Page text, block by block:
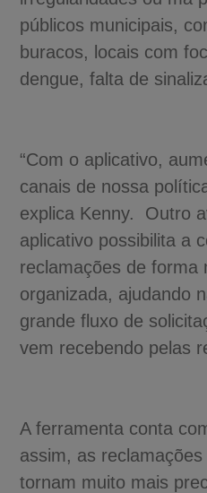
públicos municipais,
buracos, locais com
dengue, falta de
“Com o aplicativo,
canais de nossa
explica Kenny. Outro
aplicativo possibilita a
reclamações de forma
organizada, ajudando
grande fluxo de
vem recebendo pelas
A ferramenta conta
assim, as
tornam muito mais